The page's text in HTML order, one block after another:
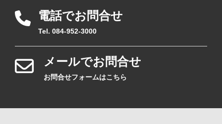
電話でお問合せ
Tel. 084-952-3000
メールでお問合せ
お問合せフォームはこちら